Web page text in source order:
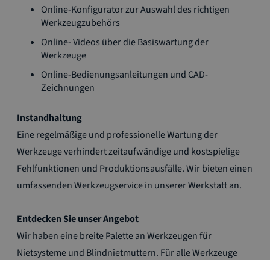
Online-Konfigurator zur Auswahl des richtigen
Werkzeugzubehörs
Online- Videos über die Basiswartung der
Werkzeuge
Online-Bedienungsanleitungen und CAD-
Zeichnungen
Instandhaltung
Eine regelmäßige und professionelle Wartung der
Werkzeuge verhindert zeitaufwändige und kostspielige
Fehlfunktionen und Produktionsausfälle. Wir bieten einen
umfassenden Werkzeugservice in unserer Werkstatt an.
Entdecken Sie unser Angebot
Wir haben eine breite Palette an Werkzeugen für
Nietsysteme und Blindnietmuttern. Für alle Werkzeuge